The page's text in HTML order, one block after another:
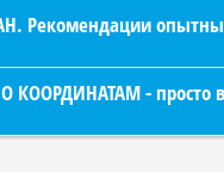
Рекомендации
КООРДИНАТАМ - просто